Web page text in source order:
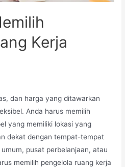
Kerja
dan harga yang ditawarkan
Anda harus memilih
yang memiliki lokasi yang
dekat dengan tempat-tempat
pusat perbelanjaan, atau
memilih pengelola ruang kerja